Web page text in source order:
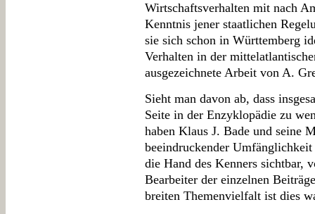
Wirtschaftsverhalten mit nach
Kenntnis jener staatlichen
sie sich schon in Württemberg
Verhalten in der
ausgezeichnete Arbeit von A.
Sieht man davon ab, dass
Seite in der Enzyklopädie zu
haben Klaus J. Bade und seine
beeindruckender
die Hand des Kenners sichtbar,
Bearbeiter der einzelnen
breiten Themenvielfalt ist dies